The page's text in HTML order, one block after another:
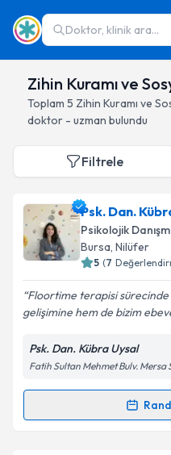
Doktor, klinik ara...
Zihin Kuramı ve
Toplam 5 Zihin Kuramı ve
doktor - uzman bulundu
Filtrele
Psk. Dan.
Psikolojik
Bursa, Nilüfer
5 (7
Floortime terapisi sürecinde
gelişimine hem de bizim
Psk. Dan. Kübra Uysal
Fatih Sultan Mehmet Bulv. Mersa
Randevu Takvimi